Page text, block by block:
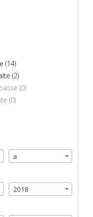
(14)
(2)
(0)
(0)
a
2018